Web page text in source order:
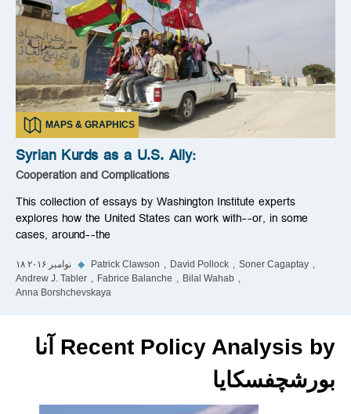
MAPS & GRAPHICS
Syrian Kurds as a U.S. Ally:
Cooperation and Complications
This collection of essays by Washington Institute experts
explores how the United States can work with--or, in some
cases, around--the
۱۸ نوامبر ۲۰۱۶ ◆ Patrick Clawson David Pollock
Soner Cagaptay
Andrew J. Tabler
Fabrice Balanche
Bilal Wahab
Anna Borshchevskaya
Recent Policy Analysis by آنا
بورشچفسکایا